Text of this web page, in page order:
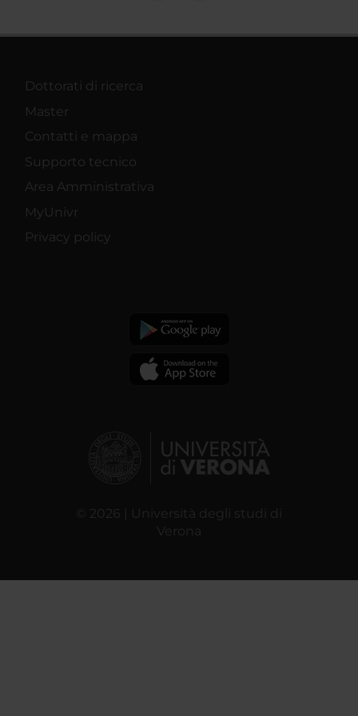
Dottorati di ricerca
Master
Contatti e mappa
Supporto tecnico
Area Amministrativa
MyUnivr
Privacy policy
© 2026 | Università degli studi di
Verona